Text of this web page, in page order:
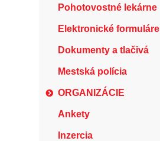
Pohotovostné lekárne
Elektronické formuláre
Dokumenty a tlačivá
Mestská polícia
ORGANIZÁCIE
Ankety
Inzercia